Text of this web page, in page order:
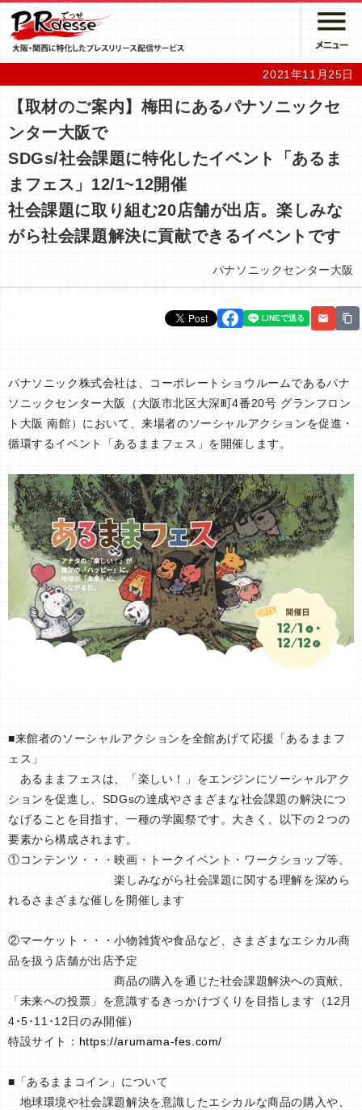
2021年11月25日
【取材のご案内】梅田にあるパナソニックセ
ンター大阪で
SDGs/社会課題に特化したイベント「あるま
まフェス」12/1~12開催
社会課題に取り組む20店舗が出店。楽しみな
がら社会課題解決に貢献できるイベントです
パナソニックセンター大阪
パナソニック株式会社は、コーポレートショウルームであるパナ
ソニックセンター大阪（大阪市北区大深町4番20号 グランフロン
ト大阪 南館）において、来場者のソーシャルアクションを促進・
循環するイベント「あるままフェス」を開催します。
■来館者のソーシャルアクションを全館あげて応援「あるままフ
ェス」
あるままフェスは、「楽しい！」をエンジンにソーシャルアク
ションを促進し、SDGsの達成やさまざまな社会課題の解決につ
なげることを目指す、一種の学園祭です。大きく、以下の２つの
要素から構成されます。
①コンテンツ・・・映画・トークイベント・ワークショップ等、
楽しみながら社会課題に関する理解を深めら
れるさまざまな催しを開催します
②マーケット・・・小物雑貨や食品など、さまざまなエシカル商
品を扱う店舗が出店予定
商品の購入を通じた社会課題解決への貢献、
「未来への投票」を意識するきっかけづくりを目指します（12月
4･5･11･12日のみ開催）
特設サイト： https://arumama-fes.com/
■「あるままコイン」について
地球環境や社会課題解決を意識したエシカルな商品の購入や、